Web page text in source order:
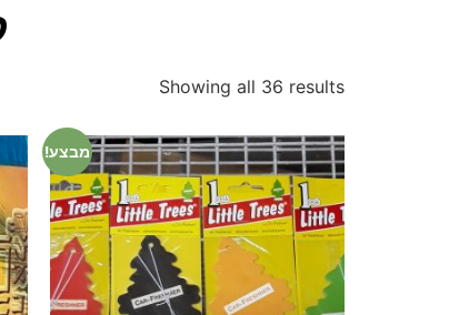
Showing all 36 results
מבצע!